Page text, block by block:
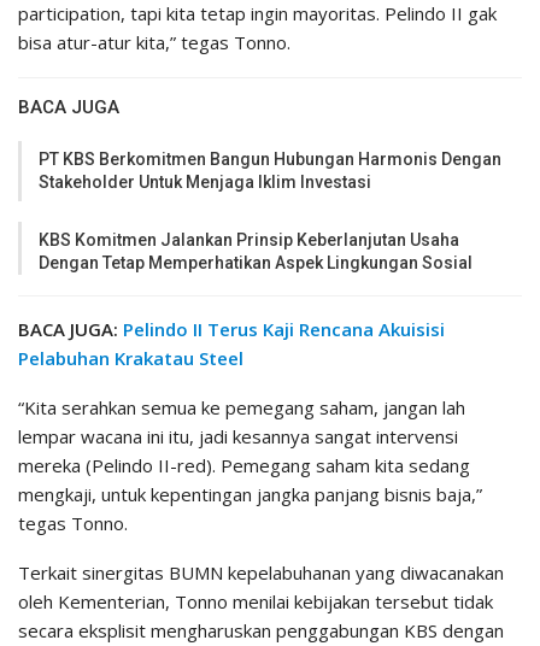
participation, tapi kita tetap ingin mayoritas. Pelindo II gak
bisa atur-atur kita,” tegas Tonno.
BACA JUGA
PT KBS Berkomitmen Bangun Hubungan Harmonis Dengan
Stakeholder Untuk Menjaga Iklim Investasi
KBS Komitmen Jalankan Prinsip Keberlanjutan Usaha
Dengan Tetap Memperhatikan Aspek Lingkungan Sosial
BACA JUGA: Pelindo II Terus Kaji Rencana Akuisisi
Pelabuhan Krakatau Steel
“Kita serahkan semua ke pemegang saham, jangan lah
lempar wacana ini itu, jadi kesannya sangat intervensi
mereka (Pelindo II-red). Pemegang saham kita sedang
mengkaji, untuk kepentingan jangka panjang bisnis baja,”
tegas Tonno.
Terkait sinergitas BUMN kepelabuhanan yang diwacanakan
oleh Kementerian, Tonno menilai kebijakan tersebut tidak
secara eksplisit mengharuskan penggabungan KBS dengan